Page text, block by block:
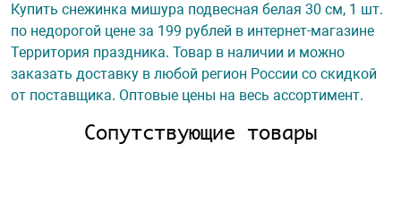
Купить снежинка мишура подвесная белая 30 см, 1 шт.
по недорогой цене за 199 рублей в интернет-магазине
Территория праздника. Товар в наличии и можно
заказать доставку в любой регион России со скидкой
от поставщика. Оптовые цены на весь ассортимент.
Сопутствующие товары